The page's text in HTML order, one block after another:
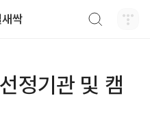
싹
정기관 및 캠